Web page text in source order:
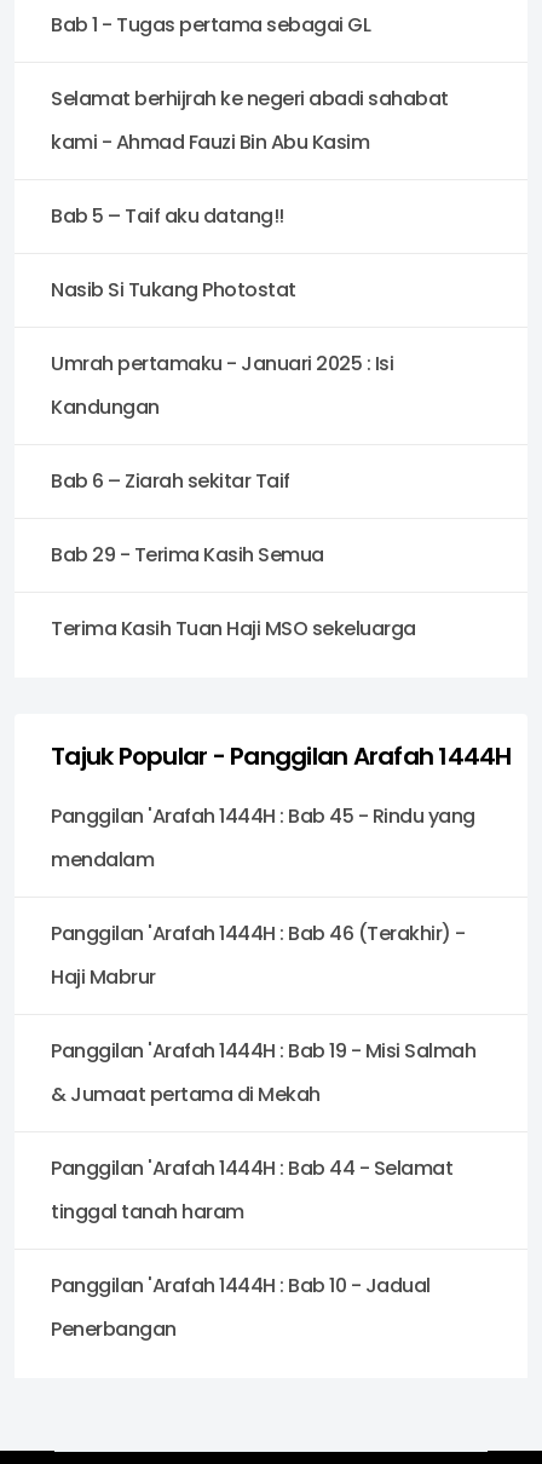
Bab 1 - Tugas pertama sebagai GL
Selamat berhijrah ke negeri abadi sahabat
kami - Ahmad Fauzi Bin Abu Kasim
Bab 5 – Taif aku datang!!
Nasib Si Tukang Photostat
Umrah pertamaku - Januari 2025 : Isi
Kandungan
Bab 6 – Ziarah sekitar Taif
Bab 29 - Terima Kasih Semua
Terima Kasih Tuan Haji MSO sekeluarga
Tajuk Popular - Panggilan Arafah 1444H
Panggilan 'Arafah 1444H : Bab 45 - Rindu yang
mendalam
Panggilan 'Arafah 1444H : Bab 46 (Terakhir) -
Haji Mabrur
Panggilan 'Arafah 1444H : Bab 19 - Misi Salmah
& Jumaat pertama di Mekah
Panggilan 'Arafah 1444H : Bab 44 - Selamat
tinggal tanah haram
Panggilan 'Arafah 1444H : Bab 10 - Jadual
Penerbangan